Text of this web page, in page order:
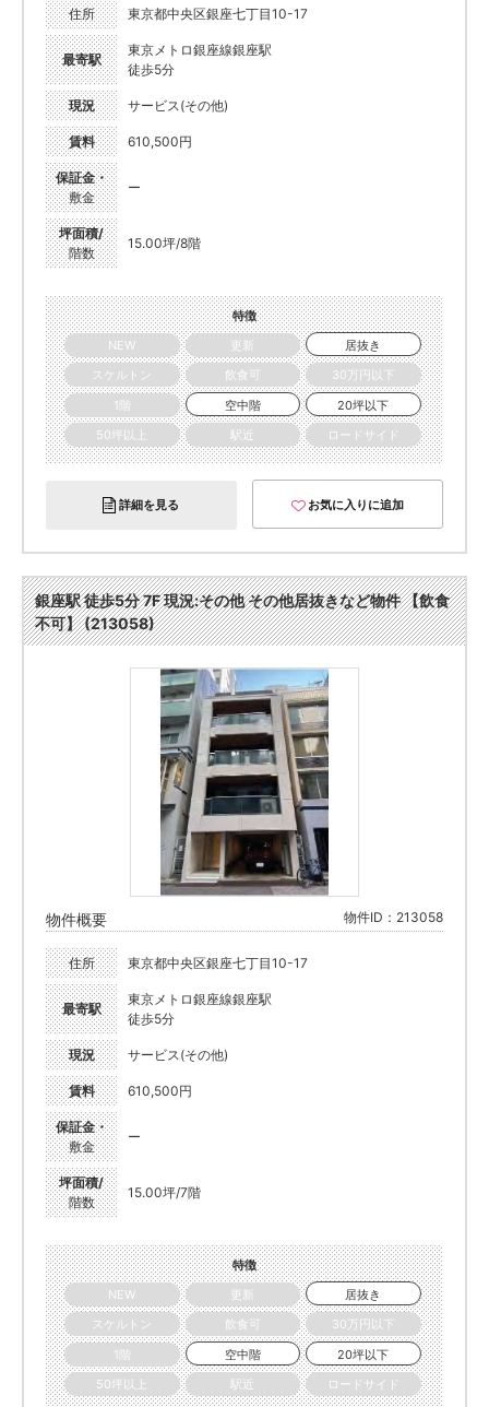
住所 東京都中央区銀座七丁目10-17
最寄駅
東京メトロ銀座線銀座駅
徒歩5分
現況 サービス(その他)
賃料 610,500円
保証金・
敷金
ー
坪面積/
階数
15.00坪/8階
特徴
NEW
更新
居抜き
スケルトン
飲食可
30万円以下
1階
空中階
20坪以下
50坪以上
駅近 ロードサイド
詳細を見る お気に入りに追加
銀座駅 徒歩5分 7F 現況:その他 その他居抜きなど物件 【飲食
不可】 (213058)
物件概要 物件ID：213058
住所 東京都中央区銀座七丁目10-17
最寄駅
東京メトロ銀座線銀座駅
徒歩5分
現況 サービス(その他)
賃料 610,500円
保証金・
敷金
ー
坪面積/
階数
15.00坪/7階
特徴
NEW
更新
居抜き
スケルトン
飲食可
30万円以下
1階
空中階
20坪以下
50坪以上
駅近 ロードサイド